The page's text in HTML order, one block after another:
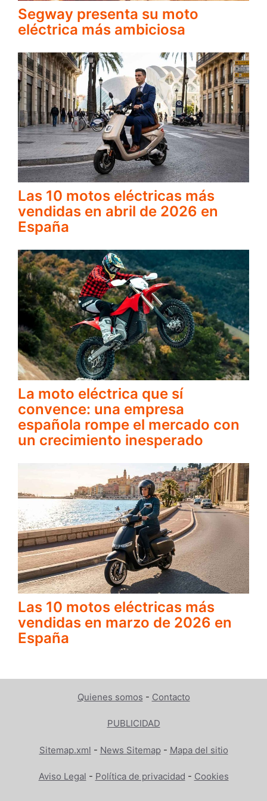
Segway presenta su moto
eléctrica más ambiciosa
Las 10 motos eléctricas más
vendidas en abril de 2026 en
España
La moto eléctrica que sí
convence: una empresa
española rompe el mercado con
un crecimiento inesperado
Las 10 motos eléctricas más
vendidas en marzo de 2026 en
España
Quienes somos - Contacto
PUBLICIDAD
Sitemap.xml - News Sitemap- Mapa del sitio
Aviso Legal - Política de privacidad - Cookies